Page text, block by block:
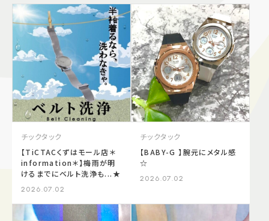
キッズ＆ベビー
施設案内
アクセス＆駐車場
よくあるご質問
スタッフ募集
サイトマップ
プライバシーポリシー
Follow US
チックタック
【TiCTACくずはモール店＊
information＊】梅雨が明
けるまでにベルト洗浄も...★
2026.07.02
チックタック
【BABY-G 】腕元にメタル感
☆
2026.07.02